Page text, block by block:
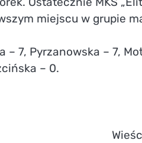
miejscu w grupie
– 7, Pyrzanowska – 7,
– 0.